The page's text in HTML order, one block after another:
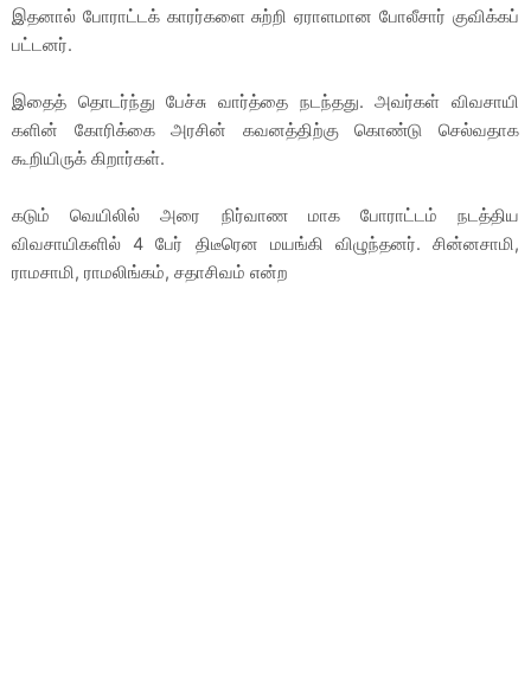
இதனால் போராட்டக் காரர்களை சுற்றி ஏராளமான போலீசார் குவிக்கப்
பட்டனர்.
இதைத் தொடர்ந்து பேச்சு வார்த்தை நடந்தது. அவர்கள் விவசாயி
களின் கோரிக்கை அரசின் கவனத்திற்கு கொண்டு செல்வதாக
கூறியிருக் கிறார்கள்.
கடும் வெயிலில் அரை நிர்வாண மாக போராட்டம் நடத்திய
விவசாயிகளில் 4 பேர் திடீரென மயங்கி விழுந்தனர். சின்னசாமி,
ராமசாமி, ராமலிங்கம், சதாசிவம் என்ற